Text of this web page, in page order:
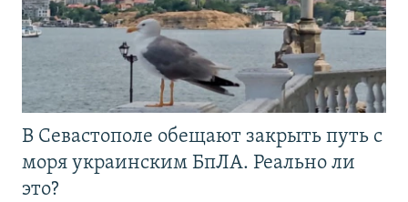
В Севастополе обещают закрыть путь с
моря украинским БпЛА. Реально ли
это?